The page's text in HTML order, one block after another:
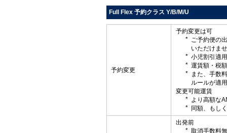
Full Flex 予約クラス Y/B/M/U
予約変更
予約変更は可
ご予約便の
いただけま
小児割引適
運賃額・税
また、手数
ルールが適
変更可能運賃
より高額な
同額、もし
出発前
取消手数料